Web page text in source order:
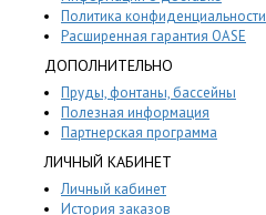
Политика конфиденциальности
Расширенная гарантия OASE
ДОПОЛНИТЕЛЬНО
Пруды, фонтаны, бассейны
Полезная информация
Партнерская программа
ЛИЧНЫЙ КАБИНЕТ
Личный кабинет
История заказов